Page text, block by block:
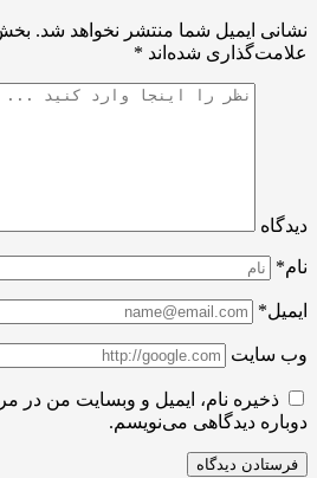
ایمیل شما منتشر نخواهد شد. بخش‌های
شده‌اند*
ذخیره نام، ایمیل و وبسایت من در
دیدگاهی می‌نویسم.